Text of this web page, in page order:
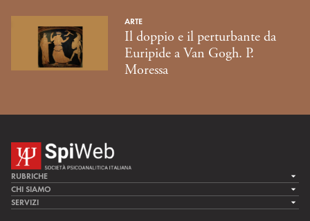
ARTE
Il doppio e il perturbante da
Euripide a Van Gogh. P.
Moressa
RUBRICHE
LA CURA
LA RICERCA
CHI SIAMO
LA SPI
SERVIZI